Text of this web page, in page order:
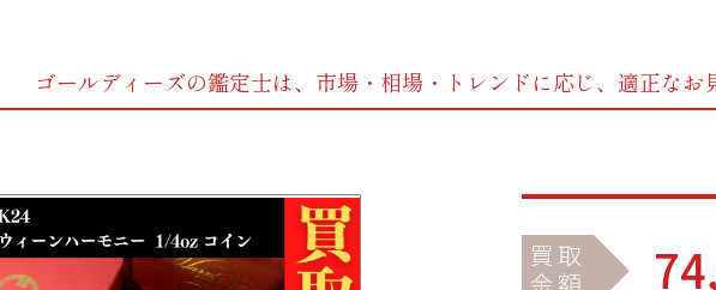
ゴールディーズの鑑定士は、市場・相場・トレンドに応じ、 適正なお
買取